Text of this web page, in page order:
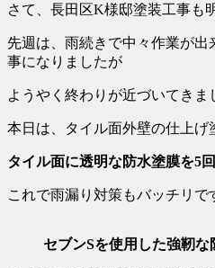
さて、長田区K様邸塗装工事も
先週は、雨続きで中々作業が出
事になりましたが
ようやく終わりが近づいてきま
本日は、タイル面外壁の仕上げ
タイル面に透明な防水塗膜を5
これで雨漏り対策もバッチリで
セブンSを使用した強靭な